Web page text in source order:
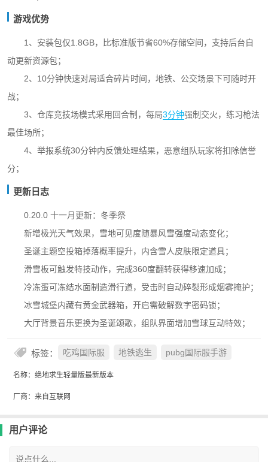
游戏优势
1、安装包仅1.8GB，比标准版节省60%存储空间，支持后台自
动更新资源包；
2、10分钟快速对局适合碎片时间，地铁、公交场景下可随时开
战；
3、仓库竞技场模式采用回合制，每局3分钟强制交火，练习枪法
最佳场所；
4、举报系统30分钟内反馈处理结果，恶意组队玩家将扣除信誉
分；
更新日志
0.20.0 十一月更新：冬季祭
新增极光天气效果，雪地可见度随暴风雪强度动态变化；
圣诞主题空投箱掉落概率提升，内含雪人皮肤限定道具；
滑雪板可触发特技动作，完成360度翻转获得移速加成；
冷冻蛋可冻结水面制造滑行道，受击时自动碎裂形成烟雾掩护；
冰雪城堡内藏有黄金武器箱，开启需破解数字密码锁；
大厅背景音乐更换为圣诞颂歌，组队界面增加雪球互动特效；
标签： 吃鸡国际服 地铁逃生 pubg国际服手游
名称：绝地求生轻量版最新版本
厂商：来自互联网
用户评论